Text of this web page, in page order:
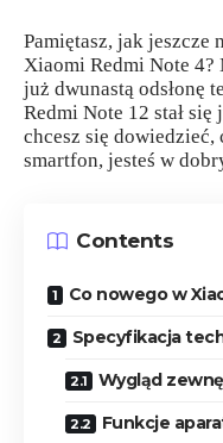
Pamiętasz, jak jeszcze
Xiaomi Redmi Note 4?
już dwunastą odsłonę
Redmi Note 12 stał
chcesz się dowiedzieć,
smartfon, jesteś w
Contents
Co nowego w
Specyfikacja
Wygląd
Funkcje